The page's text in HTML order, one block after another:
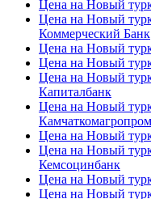
Цена на Новый
Цена на Новый
Коммерческий Банк
Цена на Новый
Цена на Новый
Цена на Новый
Капиталбанк
Цена на Новый
Цена на Новый
Цена на Новый
Кемсоцинбанк
Цена на Новый
Цена на Новый